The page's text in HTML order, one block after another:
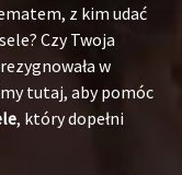
z kim udać
Czy Twoja
w
tutaj, aby pomóc
, który dopełni